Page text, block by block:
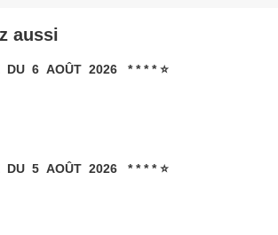
aussi
⭐ * * * * QUINTÉ DU 6 AOÛT 2026 * * * * ⭐
⭐ * * * * QUINTÉ DU 5 AOÛT 2026 * * * * ⭐